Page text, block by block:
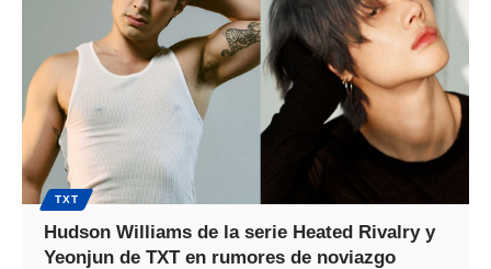
TXT
Hudson Williams de la serie Heated Rivalry y
Yeonjun de TXT en rumores de noviazgo